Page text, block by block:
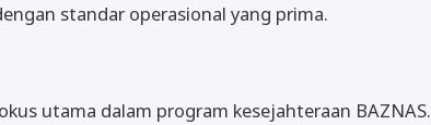
standar operasional yang prima.
utama dalam program kesejahteraan BAZNAS.